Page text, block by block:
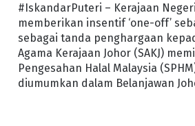
#IskandarPuteri – Kerajaan
memberikan insentif ‘one-off’
sebagai tanda penghargaan
Agama Kerajaan Johor (SAKJ)
Pengesahan Halal Malaysia
diumumkan dalam Belanjawan